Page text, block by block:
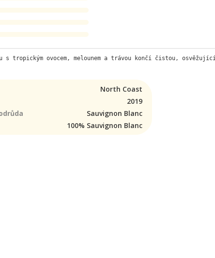
tropickým ovocem, melounem a trávou končí čistou,
North Coast
2019
Sauvignon Blanc
100% Sauvignon Blanc